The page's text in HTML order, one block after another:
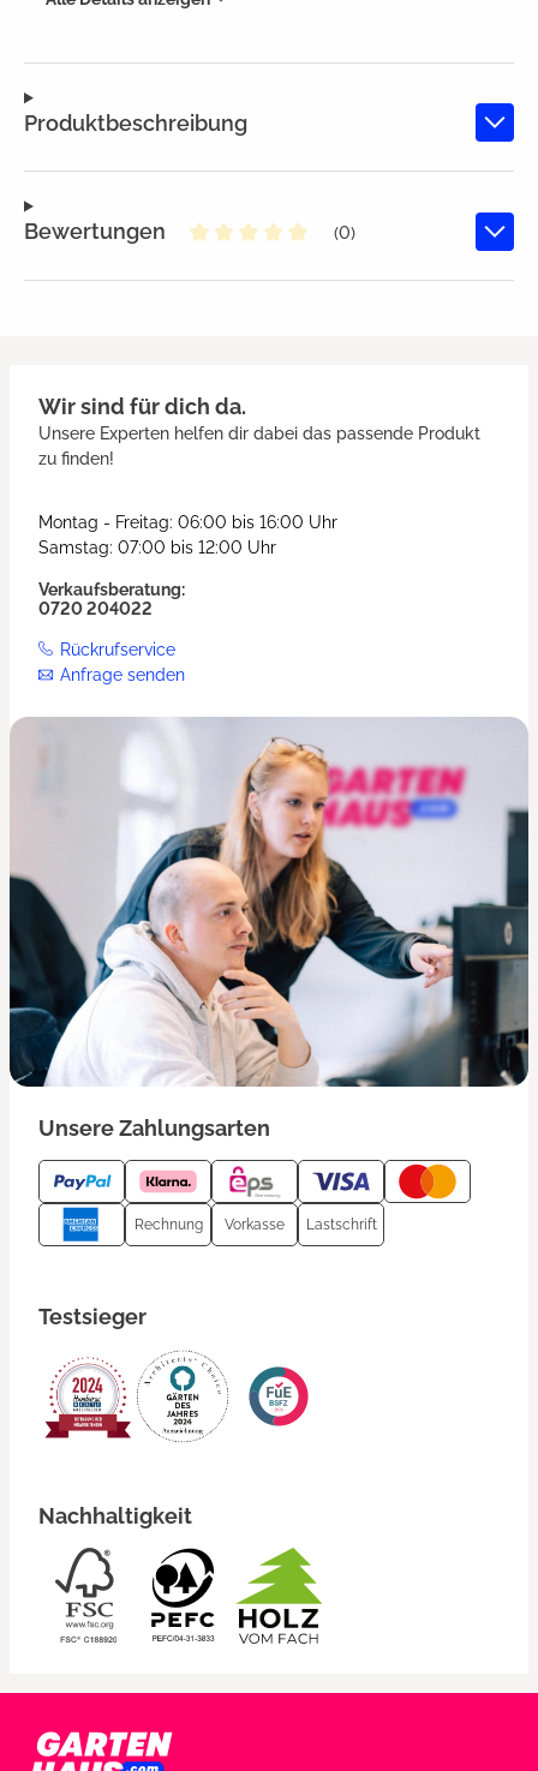
Produktbeschreibung
Bewertungen
(0)
Wir sind für dich da.
Unsere Experten helfen dir dabei das passende Produkt
zu finden!
Montag - Freitag: 06:00 bis 16:00 Uhr
Samstag: 07:00 bis 12:00 Uhr
Verkaufsberatung:
0720 204022
Rückrufservice
Anfrage senden
Unsere Zahlungsarten
Rechnung Vorkasse Lastschrift
Testsieger
Nachhaltigkeit